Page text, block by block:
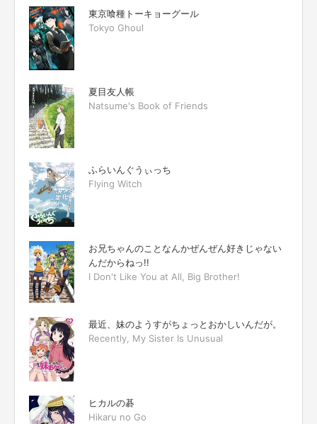
東京喰種トーキョーグール
Tokyo Ghoul
夏目友人帳
Natsume's Book of Friends
ふらいんぐうぃっち
Flying Witch
お兄ちゃんのことなんかぜんぜん好きじゃない
んだからねっ!!
I Don't Like You at All, Big Brother!
最近、妹のようすがちょっとおかしいんだが。
Recently, My Sister Is Unusual
ヒカルの碁
Hikaru no Go